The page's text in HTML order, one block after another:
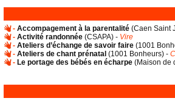
- Accompagement à la parentalité (Caen Saint
- Activité randonnée (CSAPA) - Vire
- Ateliers d’échange de savoir faire (1001
- Ateliers de chant prénatal (1001 Bonheurs) -
- Le portage des bébés en écharpe (Maison de